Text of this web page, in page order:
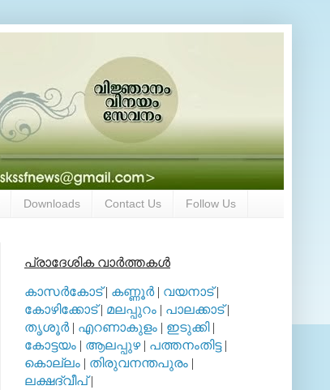
Downloads Contact Us Follow Us
പ്രാദേശിക വാര്‍ത്തകള്‍
കാസര്‍കോട്| കണ്ണൂര്‍| വയനാട്|
കോഴിക്കോട്| മലപ്പുറം | പാലക്കാട്|
തൃശൂര്‍| എറണാകുളം | ഇടുക്കി|
കോട്ടയം | ആലപ്പുഴ| പത്തനംതിട്ട|
കൊല്ലം | തിരുവനന്തപുരം |
ലക്ഷദ്വീപ്|